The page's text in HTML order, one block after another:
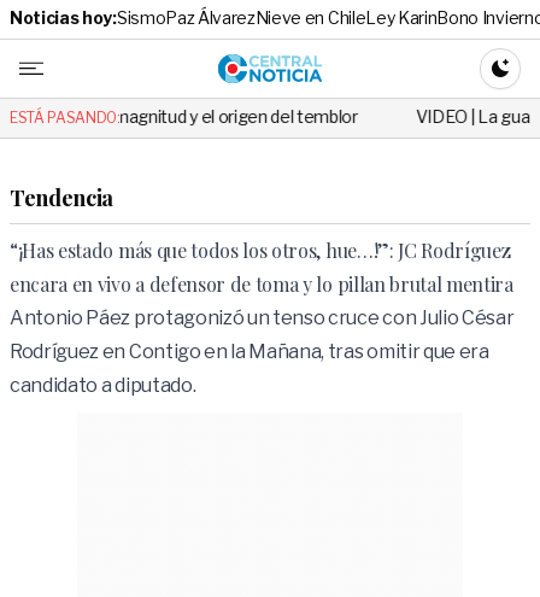
Noticias hoy:SismoPaz ÁlvarezNieve en ChileLey KarinBono
Central
ESTÁ PASANDO:y el origen del temblor VIDEO | La guagua
Tendencia
“¡Has estado más que todos los otros, hue…!”: JC Rodríguez
encara en vivo a defensor de toma y lo pillan brutal mentira
Antonio Páez protagonizó un tenso cruce con Julio César
Rodríguez en Contigo en la Mañana, tras omitir que era
candidato a diputado.